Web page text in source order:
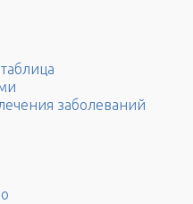
заболеваний